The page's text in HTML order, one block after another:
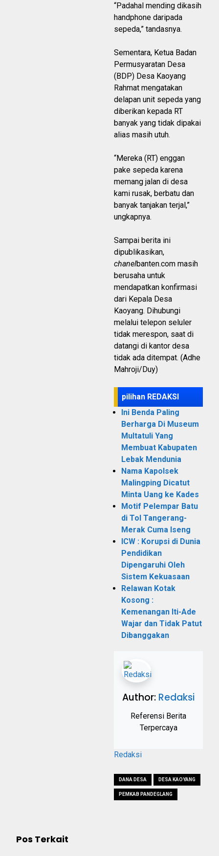
“Padahal mending dikasih
handphone daripada
sepeda,” tandasnya.
Sementara, Ketua Badan
Permusyaratan Desa
(BDP) Desa Kaoyang
Rahmat mengatakan
delapan unit sepeda yang
diberikan kepada RT
banyak yang tidak dipakai
alias masih utuh.
“Mereka (RT) enggan
pake sepeda karena
memang jalan di desa
kami rusak, berbatu dan
banyak tanjakan terjal,”
ungkapnya.
Sampai berita ini
dipublikasikan,
chanelbanten.com masih
berusaha untuk
mendapatkan konfirmasi
dari Kepala Desa
Kaoyang. Dihubungi
melalui telepon seluler
tidak merespon, saat di
datangi di kantor desa
tidak ada ditempat. (Adhe
Mahroji/Duy)
pilihan REDAKSI
Ini Benda Paling
Berharga Di Museum
Multatuli Yang
Membuat Kabupaten
Lebak Mendunia
Nama Kapolsek
Malingping Dicatut
Minta Uang ke Kades
Motif Pelempar Batu
di Tol Tangerang-
Merak Cuma Iseng
ICW : Korupsi di Dunia
Pendidikan
Dipengaruhi Oleh
Sistem Kekuasaan
Relawan Kotak
Kosong :
Kemenangan Iti-Ade
Wajar dan Tidak Patut
Dibanggakan
Author: Redaksi
Referensi Berita
Terpercaya
Redaksi
DANA DESA DESA KAOYANG
PEMKAB PANDEGLANG
Pos Terkait